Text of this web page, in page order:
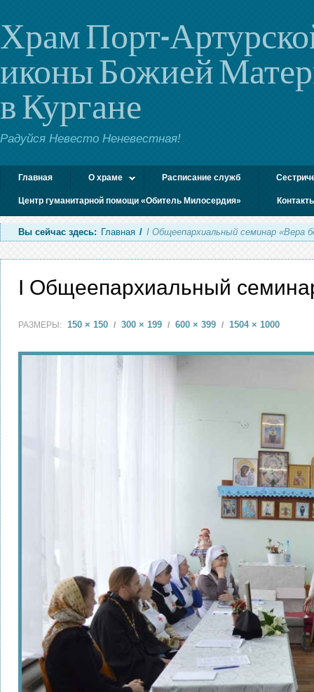
Храм Порт-
иконы Божией
в Кургане
Радуйся Невесто Неневестная!
Главная О храме Расписание служб
Центр гуманитарной помощи «Обитель Милосердия»
Вы сейчас здесь: Главная / I Общеепархиальный семинар «Вера
I Общеепархиальный
РАЗМЕРЫ: 150 × 150 / 300 × 199 / 600 × 399 / 1504 × 1000